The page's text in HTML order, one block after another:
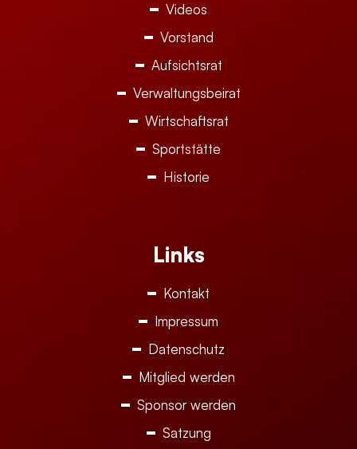
Videos
Vorstand
Aufsichtsrat
Verwaltungsbeirat
Wirtschaftsrat
Sportstätte
Historie
Links
Kontakt
Impressum
Datenschutz
Mitglied werden
Sponsor werden
Satzung